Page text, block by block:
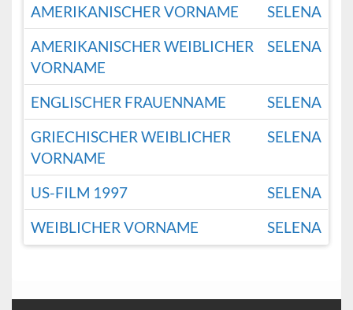
AMERIKANISCHER VORNAME
SELENA
AMERIKANISCHER WEIBLICHER
VORNAME
SELENA
ENGLISCHER FRAUENNAME
SELENA
GRIECHISCHER WEIBLICHER
VORNAME
SELENA
US-FILM 1997
SELENA
WEIBLICHER VORNAME
SELENA